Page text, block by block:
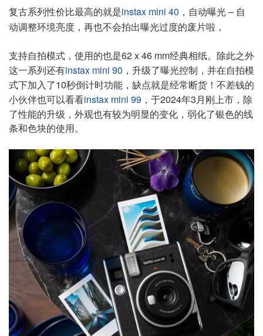
复古系列性价比最高的就是instax mini 40 ，自动曝光 – 自
动调整环境亮度，再也不会拍出曝光过度的废片啦，
支持自拍模式，使用的也是62 x 46 mm经典相纸。除此之外
这一系列还有instax mini 90 ，升级了曝光控制，并在自拍模
式下加入了10秒倒计时功能，缺点就是经常断货！不差钱的
小伙伴也可以看看instax mini 99 ，于2024年3月刚上市，除
了性能的升级，外观也有较为明显的变化，弱化了银色的线
条和色块的使用。